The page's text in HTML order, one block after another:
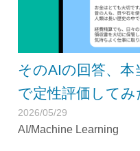
そのAIの回答、本
で定性評価してみ
2026/05/29
AI/Machine Learning